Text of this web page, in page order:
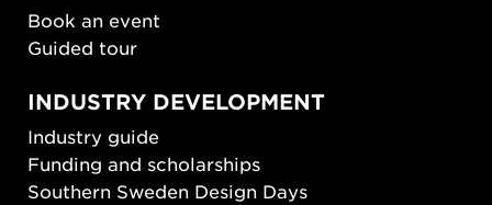
Book an event
Guided tour
INDUSTRY DEVELOPMENT
Industry guide
Funding and scholarships
Southern Sweden Design Days